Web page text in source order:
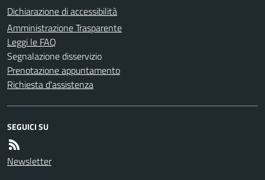
Dichiarazione di accessibilità
Amministrazione Trasparente
Leggi le FAQ
Segnalazione disservizio
Prenotazione appuntamento
Richiesta d'assistenza
SEGUICI SU
Newsletter